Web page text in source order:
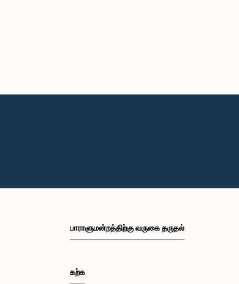
பாராளுமன்றத்திற்கு வருகை தருதல்
கற்க